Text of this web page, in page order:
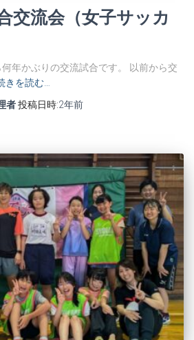
交流会（女子サッカ
年かぶりの交流試合です。 以前から交
きを読む…
者投稿日時:2年前